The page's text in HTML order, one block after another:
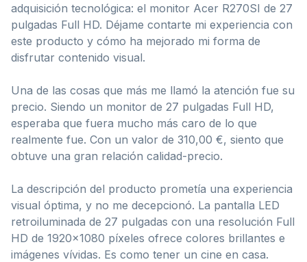
adquisición tecnológica: el monitor Acer R270SI de 27
pulgadas Full HD. Déjame contarte mi experiencia con
este producto y cómo ha mejorado mi forma de
disfrutar contenido visual.
Una de las cosas que más me llamó la atención fue su
precio. Siendo un monitor de 27 pulgadas Full HD,
esperaba que fuera mucho más caro de lo que
realmente fue. Con un valor de 310,00 €, siento que
obtuve una gran relación calidad-precio.
La descripción del producto prometía una experiencia
visual óptima, y no me decepcionó. La pantalla LED
retroiluminada de 27 pulgadas con una resolución Full
HD de 1920×1080 píxeles ofrece colores brillantes e
imágenes vívidas. Es como tener un cine en casa.